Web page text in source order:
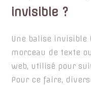
invisible ?
Une balise invisible
morceau de texte
web, utilisé pour
Pour ce faire,